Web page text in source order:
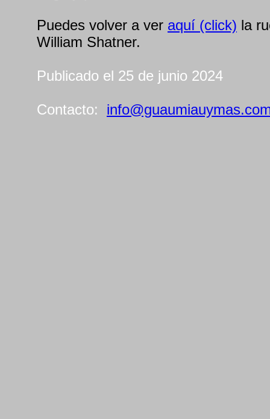
Puedes volver a ver aquí (click) la
William Shatner.
Publicado el 25 de junio 2024
Contacto: